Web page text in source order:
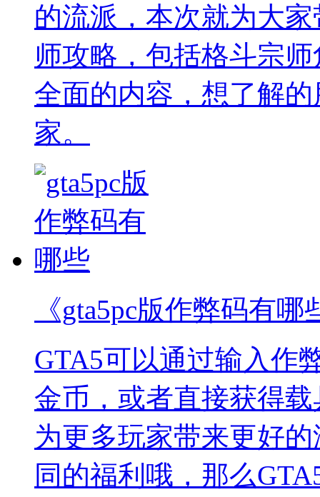
的流派，本次就为大
师攻略，包括格斗宗
全面的内容，想了解
家。
《gta5pc版作弊码有哪
GTA5可以通过输入作
金币，或者直接获得
为更多玩家带来更好
同的福利哦，那么